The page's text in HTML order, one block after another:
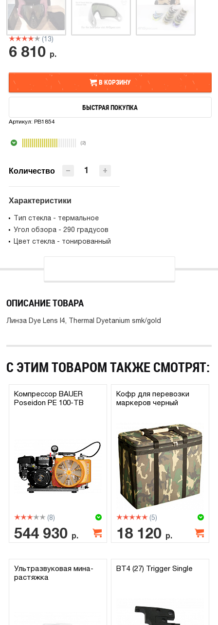
(13)
6 810 р.
В КОРЗИНУ
В КОРЗИНУ
БЫСТРАЯ ПОКУПКА
Артикул:PB1854
(2)
Количество +
−
Характеристики
Тип стекла - термальное
Угол обзора - 290 градусов
Цвет стекла - тонированный
ОПИСАНИЕ ТОВАРА
Линза Dye Lens I4, Thermal Dyetanium smk/gold
С ЭТИМ ТОВАРОМ ТАКЖЕ СМОТРЯТ:
Компрессор BAUER
Poseidon PE 100-TB
(8)
544 930 р.
Кофр для перевозки
маркеров черный
(5)
18 120 р.
Ультразвуковая мина-
растяжка
BT4 (27) Trigger Single